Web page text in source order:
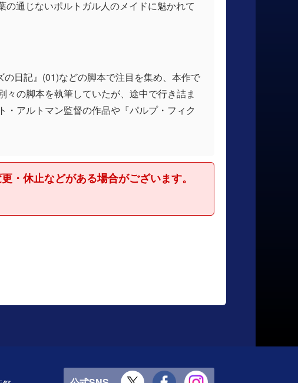
通じないポルトガル人のメイドに魅かれて
日記』(01)などの脚本で注目を集め、本作で
の脚本を執筆していたが、途中で行き詰ま
アルトマン監督の作品や『パルプ・フィク
・休止などがある場合がございます。